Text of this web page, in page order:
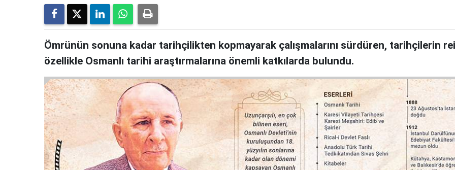
Ömrünün sonuna kadar tarihçilikten kopmayarak çalışmalarını sürdüren, tarihçilerin
özellikle Osmanlı tarihi araştırmalarına önemli katkılarda bulundu.